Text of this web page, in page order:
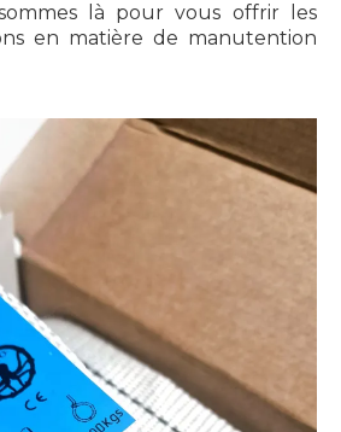
là pour vous offrir les
en matière de manutention